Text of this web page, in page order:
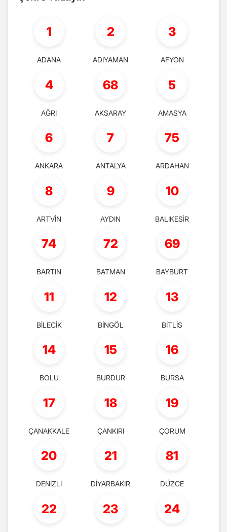
1
ADANA
2
ADIYAMAN
3
AFYON
4
AĞRI
68
AKSARAY
5
AMASYA
6
ANKARA
7
ANTALYA
75
ARDAHAN
8
ARTVİN
9
AYDIN
10
BALIKESİR
74
BARTIN
72
BATMAN
69
BAYBURT
11
BİLECİK
12
BİNGÖL
13
BİTLİS
14
BOLU
15
BURDUR
16
BURSA
17
ÇANAKKALE
18
ÇANKIRI
19
ÇORUM
20
DENİZLİ
21
DİYARBAKIR
81
DÜZCE
22 23 24